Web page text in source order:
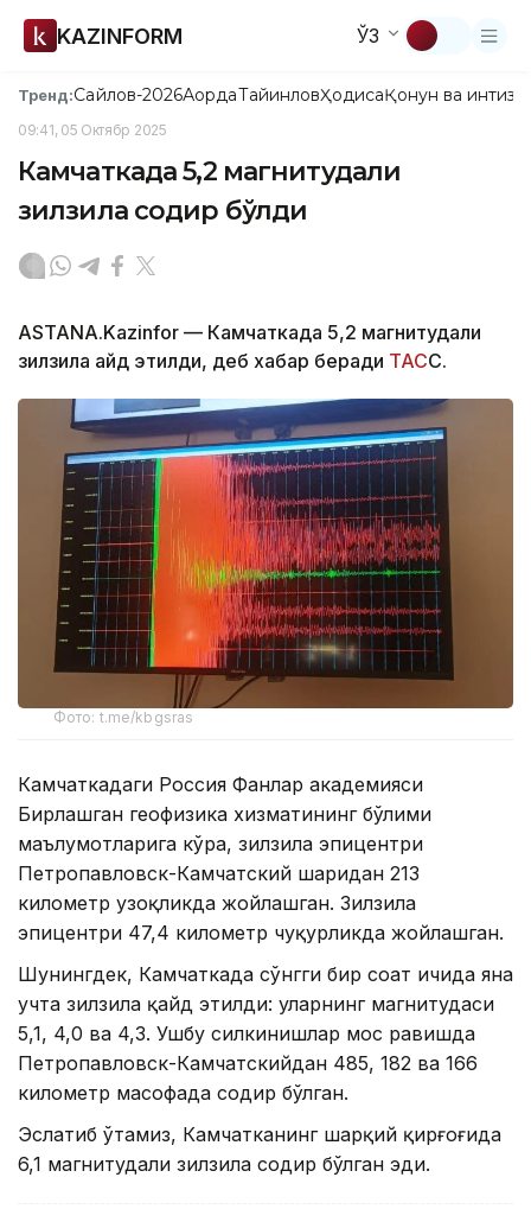
KAZINFORM ЎЗ
Тренд:Сайлов-2026АқордаТайинловҲодисаҚонун ва
09:41, 05 Октябр 2025
Камчаткада 5,2 магнитудали
зилзила содир бўлди
ASTANA.Kazinfor — Камчаткада 5,2 магнитудали
зилзила қайд этилди, деб хабар беради ТАСС.
Фото: t.me/kbgsras
Камчаткадаги Россия Фанлар академияси
Бирлашган геофизика хизматининг бўлими
маълумотларига кўра, зилзила эпицентри
Петропавловск-Камчатский шаҳридан 213
километр узоқликда жойлашган. Зилзила
эпицентри 47,4 километр чуқурликда жойлашган.
Шунингдек, Камчаткада сўнгги бир соат ичида яна
учта зилзила қайд этилди: уларнинг магнитудаси
5,1, 4,0 ва 4,3. Ушбу силкинишлар мос равишда
Петропавловск-Камчатскийдан 485, 182 ва 166
километр масофада содир бўлган.
Эслатиб ўтамиз, Камчатканинг шарқий қирғоғида
6,1 магнитудали зилзила содир бўлган эди.